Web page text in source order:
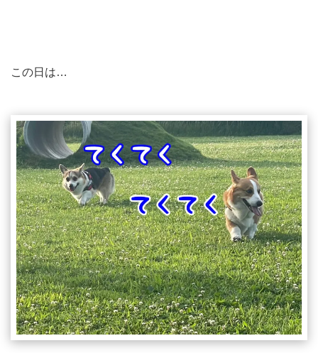
この日は…